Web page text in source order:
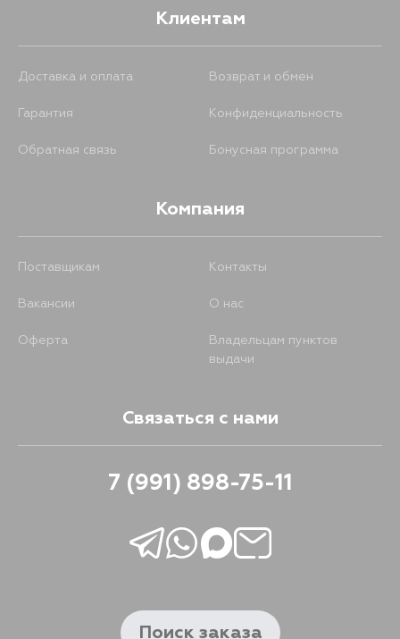
Клиентам
Доставка и оплата Возврат и обмен
Гарантия Конфиденциальность
Обратная связь Бонусная программа
Компания
Поставщикам Контакты
Вакансии О нас
Оферта
Владельцам пунктов
выдачи
Связаться с нами
7 (991) 898-75-11
Поиск заказа